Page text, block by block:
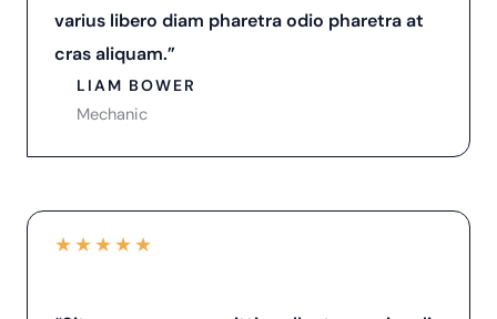
varius libero diam pharetra odio pharetra at
cras aliquam.”
LIAM BOWER
Mechanic
★★★★★